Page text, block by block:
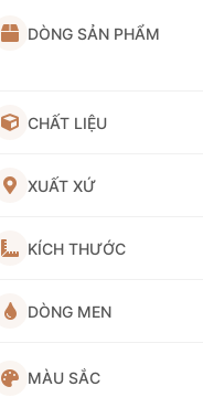
DÒNG SẢN PHẨM
CHẤT LIỆU
XUẤT XỨ
KÍCH THƯỚC
DÒNG MEN
MÀU SẮC